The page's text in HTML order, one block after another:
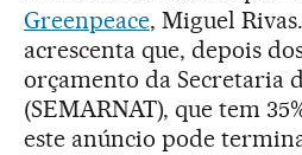
Greenpeace, Miguel
acrescenta que, depois
orçamento da Secretaria
(SEMARNAT), que tem
este anúncio pode